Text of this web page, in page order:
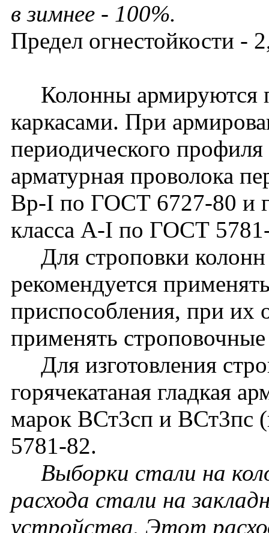
в зимнее - 100%.
Предел огнестойкости -
Колонны армируются
каркасами. При
периодического
арматурная проволока
Вр-I по ГОСТ 6727-80 и
класса A-I по ГОСТ
Для строповки колонн
рекомендуется
приспособления, при их
применять
Для изготовления
горячекатаная гладкая
марок ВСт3сп и ВСт3пс
5781-82.
Выборки стали на
расхода стали на
устройства. Этот